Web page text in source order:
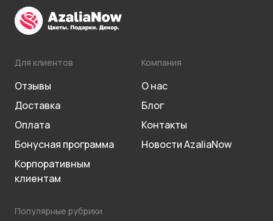
Для клиентов
Отзывы
Доставка
Оплата
Бонусная программа
Корпоративным
клиентам
Компания
О нас
Блог
Контакты
Новости AzaliaNow
Популярные рубрики